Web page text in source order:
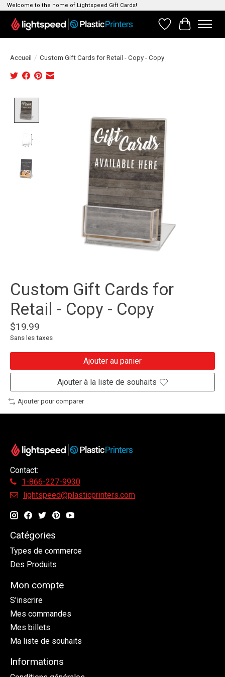
Welcome to the home of Lightspeed Gift Cards!
Liste de souhaits
Panier
Accueil / Custom Gift Cards for Retail - Copy - Copy
Custom Gift Cards for
Retail - Copy - Copy
$19.99
Sans les taxes
Ajouter au panier
Ajouter à la liste de souhaits
Ajouter pour comparer
Contact:
1-866-227-9930
lightspeed@plasticprinters.com
Catégories
Types de commerce
Des Produits
Mon compte
S'inscrire
Mes commandes
Mes billets
Ma liste de souhaits
Informations